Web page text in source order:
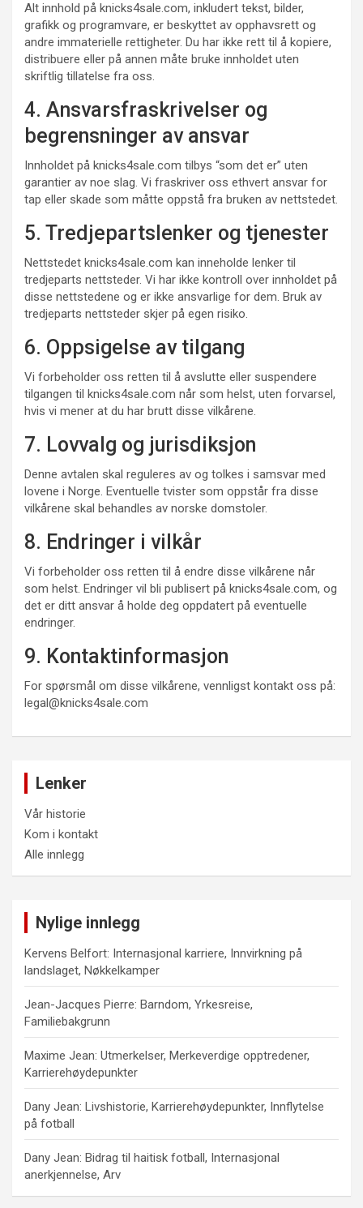
Alt innhold på knicks4sale.com, inkludert tekst, bilder,
grafikk og programvare, er beskyttet av opphavsrett og
andre immaterielle rettigheter. Du har ikke rett til å kopiere,
distribuere eller på annen måte bruke innholdet uten
skriftlig tillatelse fra oss.
4. Ansvarsfraskrivelser og
begrensninger av ansvar
Innholdet på knicks4sale.com tilbys “som det er” uten
garantier av noe slag. Vi fraskriver oss ethvert ansvar for
tap eller skade som måtte oppstå fra bruken av nettstedet.
5. Tredjepartslenker og tjenester
Nettstedet knicks4sale.com kan inneholde lenker til
tredjeparts nettsteder. Vi har ikke kontroll over innholdet på
disse nettstedene og er ikke ansvarlige for dem. Bruk av
tredjeparts nettsteder skjer på egen risiko.
6. Oppsigelse av tilgang
Vi forbeholder oss retten til å avslutte eller suspendere
tilgangen til knicks4sale.com når som helst, uten forvarsel,
hvis vi mener at du har brutt disse vilkårene.
7. Lovvalg og jurisdiksjon
Denne avtalen skal reguleres av og tolkes i samsvar med
lovene i Norge. Eventuelle tvister som oppstår fra disse
vilkårene skal behandles av norske domstoler.
8. Endringer i vilkår
Vi forbeholder oss retten til å endre disse vilkårene når
som helst. Endringer vil bli publisert på knicks4sale.com, og
det er ditt ansvar å holde deg oppdatert på eventuelle
endringer.
9. Kontaktinformasjon
For spørsmål om disse vilkårene, vennligst kontakt oss på:
legal@knicks4sale.com
Lenker
Vår historie
Kom i kontakt
Alle innlegg
Nylige innlegg
Kervens Belfort: Internasjonal karriere, Innvirkning på
landslaget, Nøkkelkamper
Jean-Jacques Pierre: Barndom, Yrkesreise,
Familiebakgrunn
Maxime Jean: Utmerkelser, Merkeverdige opptredener,
Karrierehøydepunkter
Dany Jean: Livshistorie, Karrierehøydepunkter, Innflytelse
på fotball
Dany Jean: Bidrag til haitisk fotball, Internasjonal
anerkjennelse, Arv